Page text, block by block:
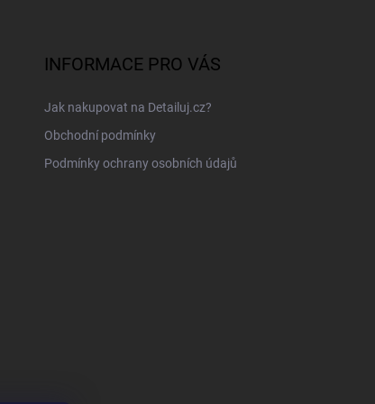
INFORMACE PRO VÁS
Jak nakupovat na Detailuj.cz?
Obchodní podmínky
Podmínky ochrany osobních údajů